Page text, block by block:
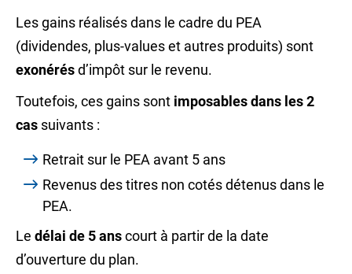
Les gains réalisés dans le cadre du PEA
(dividendes, plus-valueset autres produits) sont
exonérésd’impôt sur le revenu.
Toutefois, ces gains sont imposables dans les 2
cas suivants :
Retrait sur le PEA avant 5 ans
Revenus destitres non cotésdétenus dans le
PEA.
Le délai de 5 anscourt à partir de la date
d’ouverture du plan.